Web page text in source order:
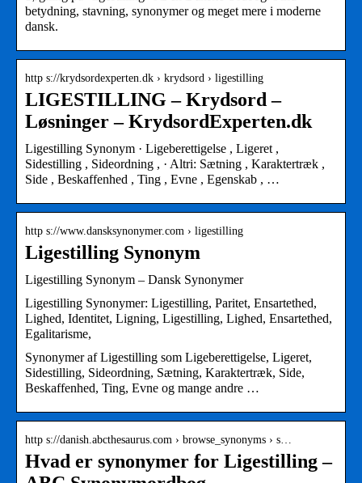
betydning, stavning, synonymer og meget mere i moderne
dansk.
http s://krydsordexperten.dk › krydsord › ligestilling
LIGESTILLING – Krydsord –
Løsninger – KrydsordExperten.dk
Ligestilling Synonym · Ligeberettigelse , Ligeret ,
Sidestilling , Sideordning , · Altri: Sætning , Karaktertræk ,
Side , Beskaffenhed , Ting , Evne , Egenskab , …
http s://www.dansksynonymer.com › ligestilling
Ligestilling Synonym
Ligestilling Synonym – Dansk Synonymer
Ligestilling Synonymer: Ligestilling, Paritet, Ensartethed,
Lighed, Identitet, Ligning, Ligestilling, Lighed, Ensartethed,
Egalitarisme,
Synonymer af Ligestilling som Ligeberettigelse, Ligeret,
Sidestilling, Sideordning, Sætning, Karaktertræk, Side,
Beskaffenhed, Ting, Evne og mange andre …
http s://danish.abcthesaurus.com › browse_synonyms › s…
Hvad er synonymer for Ligestilling –